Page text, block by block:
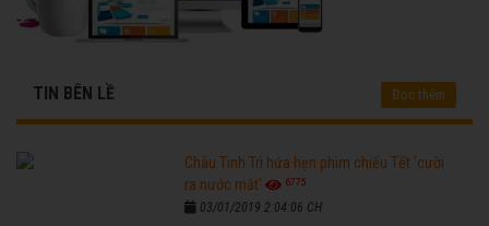
TIN BÊN LỀ Đọc thêm
Châu Tinh Trì hứa hẹn phim chiếu Tết 'cười
ra nước mắt'
6775
03/01/2019 2:04:06 CH